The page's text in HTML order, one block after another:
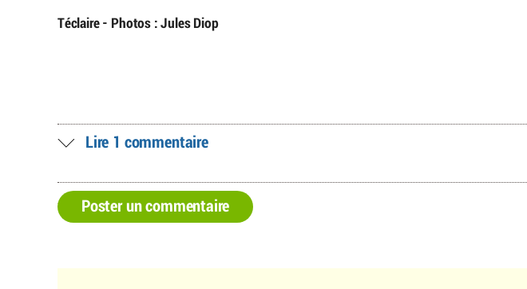
Téclaire - Photos : Jules Diop
Lire 1 commentaire
Poster un commentaire